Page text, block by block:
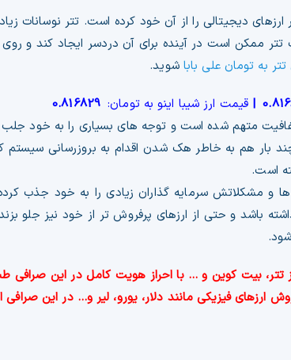
ارزهای دیجیتالی را از آن خود کرده است. تتر نوسانات
ممکن است در آینده برای آن دردسر ایجاد کند و روی
به تومان علی بابا شوید.
| قیمت ارز شیبا اینو به تومان: 0.816829
متهم شده است و توجه های بسیاری را به خود جلب
است.
و مشکلاتش سرمایه گذاران زیادی را به خود جذب
باشد و حتی از ارزهای پرفروش تر از خود نیز جلو
تتر، بیت کوین و … با احراز هویت کامل در این
ارزهای فیزیکی مانند دلار، یورو، لیر و… در این صرافی